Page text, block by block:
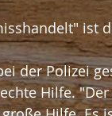
ist
der Polizei
Hilfe.